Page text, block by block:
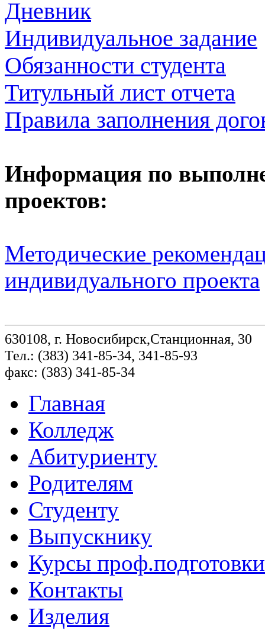
Дневник
Индивидуальное задание
Обязанности студента
Титульный лист отчета
Правила заполнения
Информация по
проектов:
Методические
индивидуального проекта
630108, г. Новосибирск,Станционная, 30
Тел.: (383) 341-85-34, 341-85-93
факс: (383) 341-85-34
Главная
Колледж
Абитуриенту
Родителям
Студенту
Выпускнику
Курсы проф.подготовки
Контакты
Изделия